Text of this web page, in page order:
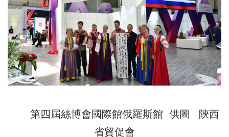
第四屆絲博會國際館俄羅斯館 供圖 陝西
省貿促會